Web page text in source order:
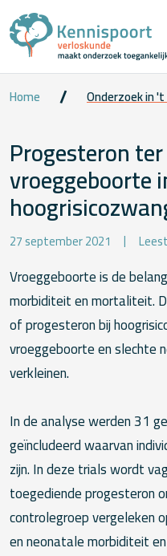
Home Onderzoek in
Progesteron
vroeggeboorte
27 september 2021
Vroeggeboorte is de
morbiditeit en mortaliteit.
of progesteron bij
vroeggeboorte en slechte
verkleinen.
In de analyse werden 31
geïncludeerd waarvan
zijn. In deze trials wordt
toegediende progesteron
controlegroep vergeleken
en neonatale morbiditeit